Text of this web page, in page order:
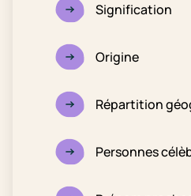
Signification
Origine
Répartition
Personnes